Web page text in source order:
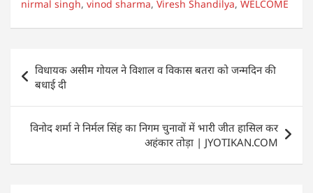
s
A
p
e
b
o
o
k
er e
dI
n
e
n
g
er
e
nirmal singh, vinod sharma, Viresh Shandilya, WELCOME
Post
navigation
विधायक असीम गोयल ने विशाल व विकास बतरा को जन्मदिन की
बधाई दी
विनोद शर्मा ने निर्मल सिंह का निगम चुनावों में भारी जीत हासिल कर
अहंकार तोड़ा | JYOTIKAN.COM